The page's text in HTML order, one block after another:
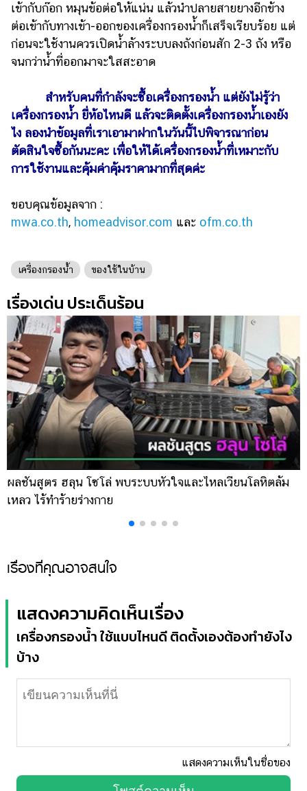
เข้ากับก๊อก หมุนข้อต่อให้แน่น แล้วนำปลายสายยางอีกข้าง
ต่อเข้ากับทางเข้า-ออกของเครื่องกรองน้ำก็เสร็จเรียบร้อย แต่
ก่อนจะใช้งานควรเปิดน้ำล้างระบบลงถังก่อนสัก 2-3 ถัง หรือ
จนกว่าน้ำที่ออกมาจะใสสะอาด
สำหรับคนที่กำลังจะซื้อเครื่องกรองน้ำ แต่ยังไม่รู้ว่า
เครื่องกรองน้ำ ยี่ห้อไหนดี แล้วจะติดตั้งเครื่องกรองน้ำเองยัง
ไง ลองนำข้อมูลที่เราเอามาฝากในวันนี้ไปพิจารณาก่อน
ตัดสินใจซื้อกันนะคะ เพื่อให้ได้เครื่องกรองน้ำที่เหมาะกับ
การใช้งานและคุ้มค่าคุ้มราคามากที่สุดค่ะ
ขอบคุณข้อมูลจาก :
mwa.co.th, homeadvisor.com และ ofm.co.th
เครื่องกรองน้ำ ของใช้ในบ้าน
เรื่องเด่น ประเด็นร้อน
ผลชันสูตร ฮลุน โซโล่ พบระบบหัวใจและไหลเวียนโลหิตล้ม
เหลว ไร้ทำร้ายร่างกาย
เรื่องที่คุณอาจสนใจ
แสดงความคิดเห็นเรื่อง
เครื่องกรองน้ำ ใช้แบบไหนดี ติดตั้งเองต้องทำยังไง
บ้าง
แสดงความเห็นในชื่อของ